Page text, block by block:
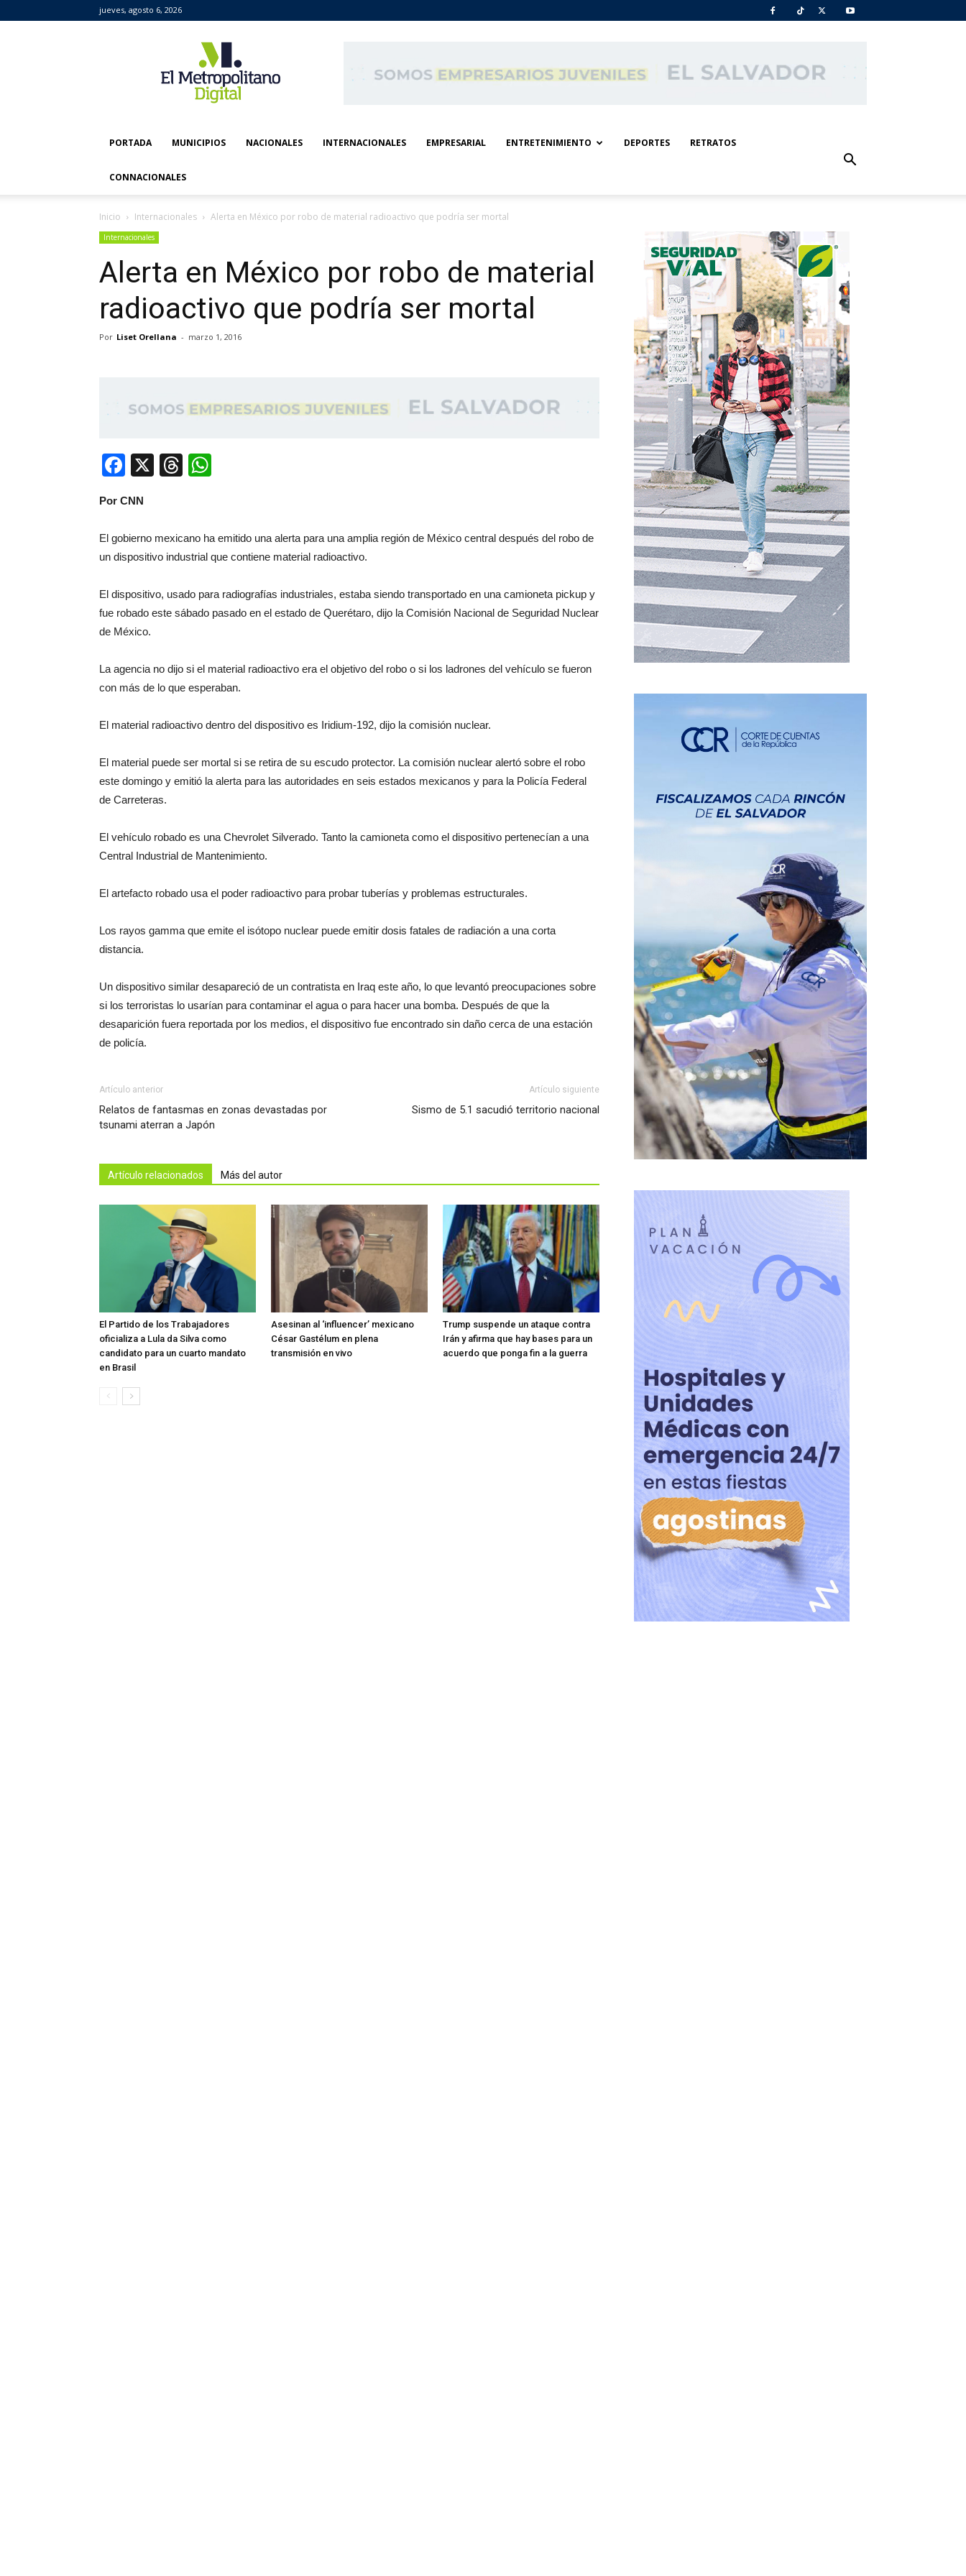
jueves, agosto 6, 2026
Metropolitano
Digital
PORTADA MUNICIPIOS NACIONALES INTERNACIONALES EMPRESARIAL ENTRETENIMIENTO DEPORTES RETRATOS
CONNACIONALES
Inicio Internacionales Alerta en México por robo de material radioactivo que podría ser mortal
Internacionales
Alerta en México por robo de material
radioactivo que podría ser mortal
Por Liset Orellana - marzo 1, 2016
Facebook
X Threads
Por CNN
El gobierno mexicano ha emitido una alerta para una amplia región de México central después del robo de
un dispositivo industrial que contiene material radioactivo.
El dispositivo, usado para radiografías industriales, estaba siendo transportado en una camioneta pickup y
fue robado este sábado pasado en el estado de Querétaro, dijo la Comisión Nacional de Seguridad Nuclear
de México.
La agencia no dijo si el material radioactivo era el objetivo del robo o si los ladrones del vehículo se fueron
con más de lo que esperaban.
El material radioactivo dentro del dispositivo es Iridium-192, dijo la comisión nuclear.
El material puede ser mortal si se retira de su escudo protector. La comisión nuclear alertó sobre el robo
este domingo y emitió la alerta para las autoridades en seis estados mexicanos y para la Policía Federal
de Carreteras.
El vehículo robado es una Chevrolet Silverado. Tanto la camioneta como el dispositivo pertenecían a una
Central Industrial de Mantenimiento.
El artefacto robado usa el poder radioactivo para probar tuberías y problemas estructurales.
Los rayos gamma que emite el isótopo nuclear puede emitir dosis fatales de radiación a una corta
distancia.
Un dispositivo similar desapareció de un contratista en Iraq este año, lo que levantó preocupaciones sobre
si los terroristas lo usarían para contaminar el agua o para hacer una bomba. Después de que la
desaparición fuera reportada por los medios, el dispositivo fue encontrado sin daño cerca de una estación
de policía.
Artículo anterior
Relatos de fantasmas en zonas devastadas por
tsunami aterran a Japón
Artículo siguiente
Sismo de 5.1 sacudió territorio nacional
Artículo relacionados Más del autor
El Partido de los Trabajadores
oficializa a Lula da Silva como
candidato para un cuarto mandato
en Brasil
Asesinan al ‘influencer’ mexicano
César Gastélum en plena
transmisión en vivo
Trump suspende un ataque contra
Irán y afirma que hay bases para un
acuerdo que ponga fin a la guerra